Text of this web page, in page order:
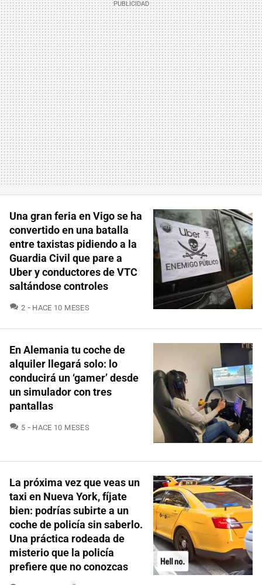
Una gran feria en Vigo se ha
convertido en una batalla
entre taxistas pidiendo a la
Guardia Civil que pare a
Uber y conductores de VTC
saltándose controles
2 COMENTARIOS
HACE 10 MESES
En Alemania tu coche de
alquiler llegará solo: lo
conducirá un ‘gamer’ desde
un simulador con tres
pantallas
5 COMENTARIOS
HACE 10 MESES
La próxima vez que veas un
taxi en Nueva York, fíjate
bien: podrías subirte a un
coche de policía sin saberlo.
Una práctica rodeada de
misterio que la policía
prefiere que no conozcas